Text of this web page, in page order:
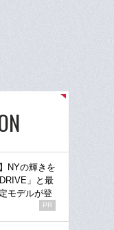
NYの輝きを
」と最
モデルが登
PR